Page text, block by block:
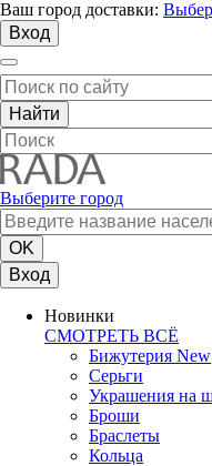
Ваш город доставки:
Вход
Выберите город
Вход
Новинки
СМОТРЕТЬ ВСЁ
Бижутерия New
Серьги
Украшения на
Броши
Браслеты
Кольца